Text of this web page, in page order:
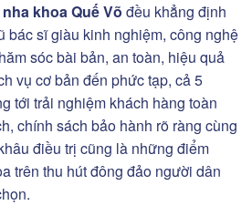
nha khoa Quế Võ đều khẳng định
bác sĩ giàu kinh nghiệm, công nghệ
sóc bài bản, an toàn, hiệu quả
vụ cơ bản đến phức tạp, cả 5
tới trải nghiệm khách hàng toàn
chính sách bảo hành rõ ràng cùng
điều trị cũng là những điểm
trên thu hút đông đảo người dân